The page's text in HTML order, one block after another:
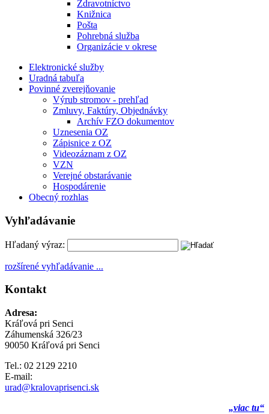
Zdravotníctvo
Knižnica
Pošta
Pohrebná služba
Organizácie v okrese
Elektronické služby
Uradná tabuľa
Povinné zverejňovanie
Výrub stromov - prehľad
Zmluvy, Faktúry, Objednávky
Archív FZO dokumentov
Uznesenia OZ
Zápisnice z OZ
Videozáznam z OZ
VZN
Verejné obstarávanie
Hospodárenie
Obecný rozhlas
Vyhľadávanie
Hľadaný výraz:
rozšírené vyhľadávanie ...
Kontakt
Adresa:
Kráľová pri Senci
Záhumenská 326/23
90050 Kráľová pri Senci
Tel.: 02 2129 2210
E-mail:
urad@kralovaprisenci.sk
„viac tu“